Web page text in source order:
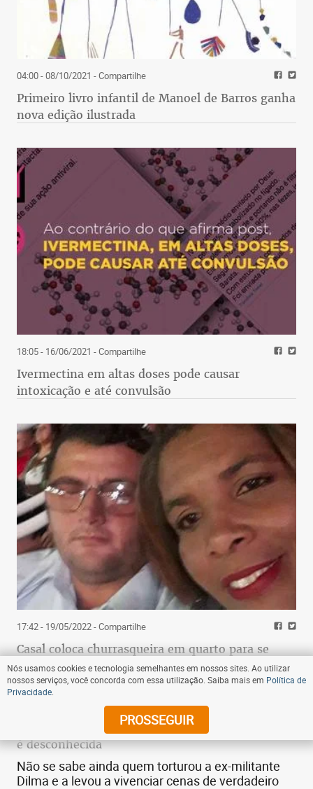
04:00 - 08/10/2021 - Compartilhe
Primeiro livro infantil de Manoel de Barros ganha
nova edição ilustrada
18:05 - 16/06/2021 - Compartilhe
Ivermectina em altas doses pode causar
intoxicação e até convulsão
17:42 - 19/05/2022- Compartilhe
Casal coloca churrasqueira em quarto para se
esquentar e morre asfixiado
- Compartilhe
Identidade de torturador de Dilma Rousseff ainda
é desconhecida
Não se sabe ainda quem torturou a ex-militante
Dilma e a levou a vivenciar cenas de verdadeiro
Nós usamos cookies e tecnologia semelhantes em nossos sites. Ao utilizar
nossos serviços, você concorda com essa utilização. Saiba mais em Política de
Privacidade
PROSSEGUIR